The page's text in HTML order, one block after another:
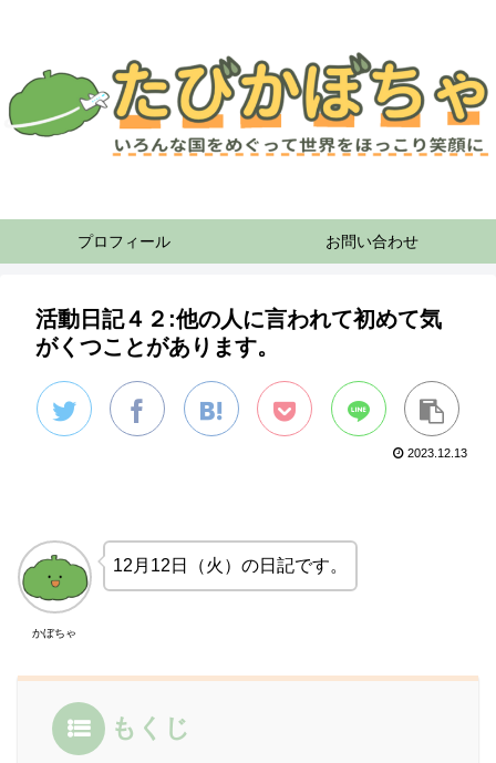
プロフィール お問い合わせ
活動日記４２:他の人に言われて初めて気
がくつことがあります。
2023.12.13
かぼちゃ
12月12日（火）の日記です。
もくじ